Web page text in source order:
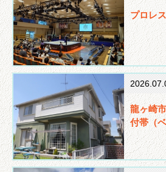
プロレ
龍ヶ崎
付帯（